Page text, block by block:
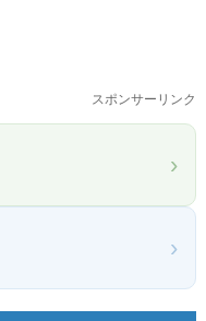
スポンサーリンク
›
›